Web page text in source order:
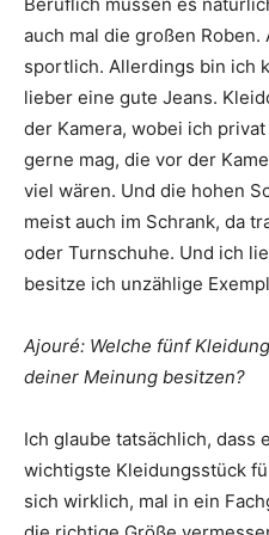
auch mal die großen Roben.
sportlich. Allerdings bin ich
lieber eine gute Jeans.
der Kamera, wobei ich
gerne mag, die vor der
viel wären. Und die hohen
meist auch im Schrank, da
oder Turnschuhe. Und ich
besitze ich unzählige
Ajouré: Welche fünf
deiner Meinung besitzen?
Ich glaube tatsächlich, dass
wichtigste Kleidungsstück
sich wirklich, mal in ein